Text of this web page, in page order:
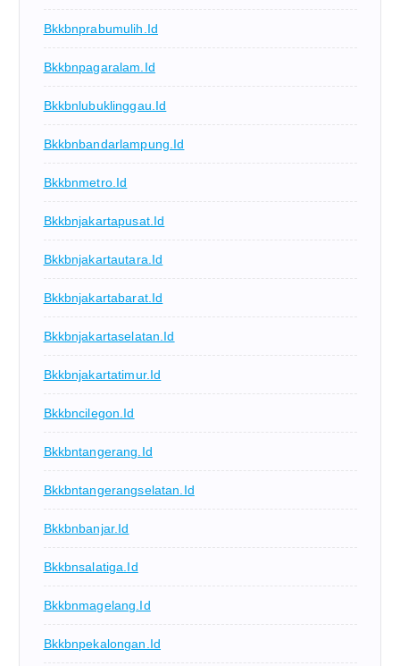
Bkkbnprabumulih.id
Bkkbnpagaralam.id
Bkkbnlubuklinggau.id
Bkkbnbandarlampung.id
Bkkbnmetro.id
Bkkbnjakartapusat.id
Bkkbnjakartautara.id
Bkkbnjakartabarat.id
Bkkbnjakartaselatan.id
Bkkbnjakartatimur.id
Bkkbncilegon.id
Bkkbntangerang.id
Bkkbntangerangselatan.id
Bkkbnbanjar.id
Bkkbnsalatiga.id
Bkkbnmagelang.id
Bkkbnpekalongan.id